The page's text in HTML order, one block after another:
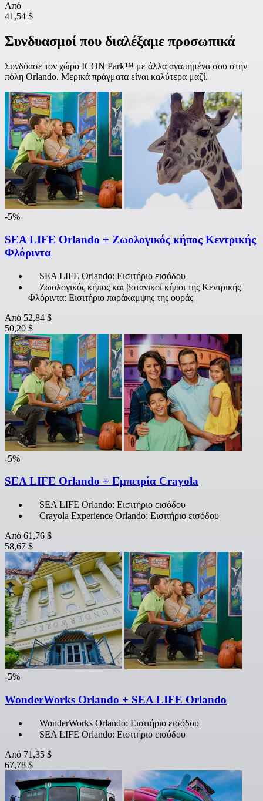
Από
41,54 $
Συνδυασμοί που διαλέξαμε προσωπικά
Συνδύασε τον χώρο ICON Park™ με άλλα αγαπημένα σου στην
πόλη Orlando. Μερικά πράγματα είναι καλύτερα μαζί.
-5%
SEA LIFE Orlando + Ζωολογικός κήπος Κεντρικής
Φλόριντα
SEA LIFE Orlando: Εισιτήριο εισόδου
Ζωολογικός κήπος και βοτανικοί κήποι της Κεντρικής
Φλόριντα: Εισιτήριο παράκαμψης της ουράς
Από 52,84 $
50,20 $
-5%
SEA LIFE Orlando + Εμπειρία Crayola
SEA LIFE Orlando: Εισιτήριο εισόδου
Crayola Experience Orlando: Εισιτήριο εισόδου
Από 61,76 $
58,67 $
-5%
WonderWorks Orlando + SEA LIFE Orlando
WonderWorks Orlando: Εισιτήριο εισόδου
SEA LIFE Orlando: Εισιτήριο εισόδου
Από 71,35 $
67,78 $